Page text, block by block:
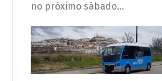
no próximo sábado...